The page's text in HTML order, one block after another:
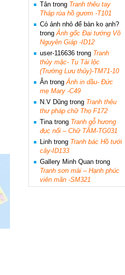
Tân trong Tranh thêu tay
Tháp rùa hồ gươm -T101
Có ảnh nhỏ để bàn ko ạnh?
trongẢnh gốc Đại tướng Võ
Nguyên Giáp -ID12
user-116636 trong Tranh
thủy mặc- Tụ Tài lộc
(Trường Lưu thủy)-TM71-10
Ân trongẢnh in dầu- Đức
mẹ Mary -C49
N.V Dũng trong Tranh thêu
thư pháp chữ Thọ F172
Tinatrong Tranh gỗ hương
đục nổi – Chữ TÂM-TG031
Linh trong Tranh bác Hồ tưới
cây-ID133
Gallery Minh Quan trong
Tranh sơn mài – Hạnh phúc
viên mãn -SM321